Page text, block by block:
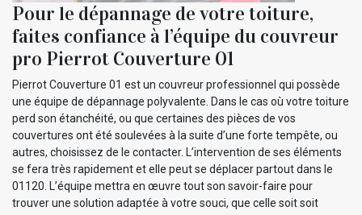
Pour le dépannage de votre toiture,
faites confiance à l’équipe du couvreur
pro Pierrot Couverture 01
Pierrot Couverture 01 est un couvreur professionnel qui possède
une équipe de dépannage polyvalente. Dans le cas où votre toiture
perd son étanchéité, ou que certaines des pièces de vos
couvertures ont été soulevées à la suite d’une forte tempête, ou
autres, choisissez de le contacter. L’intervention de ses éléments
se fera très rapidement et elle peut se déplacer partout dans le
01120. L’équipe mettra en œuvre tout son savoir-faire pour
trouver une solution adaptée à votre souci, que celle soit soit